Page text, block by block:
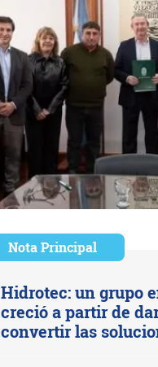
Nota Principal
Hidrotec: un grupo
creció a partir de
convertir las